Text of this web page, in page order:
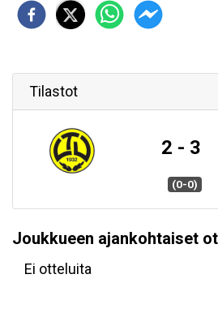
Tilastot
2 - 3
(0-0)
Joukkueen ajankohtaiset
Ei otteluita